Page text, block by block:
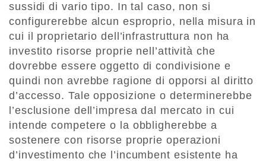
sussidi di vario tipo. In tal caso, non si
configurerebbe alcun esproprio, nella misura in
cui il proprietario dell’infrastruttura non ha
investito risorse proprie nell’attività che
dovrebbe essere oggetto di condivisione e
quindi non avrebbe ragione di opporsi al diritto
d’accesso. Tale opposizione o determinerebbe
l’esclusione dell’impresa dal mercato in cui
intende competere o la obbligherebbe a
sostenere con risorse proprie operazioni
d’investimento che l’incumbent esistente ha